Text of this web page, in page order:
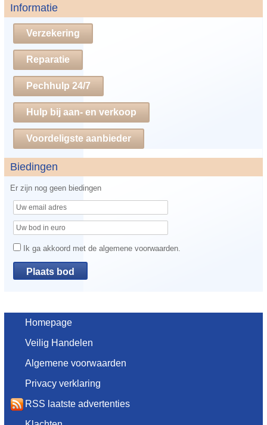
Informatie
Verzekering
Reparatie
Pechhulp 24/7
Hulp bij aan- en verkoop
Voordeligste aanbieder
Biedingen
Er zijn nog geen biedingen
Ik ga akkoord met de algemene voorwaarden.
Homepage
Veilig Handelen
Algemene voorwaarden
Privacy verklaring
RSS laatste advertenties